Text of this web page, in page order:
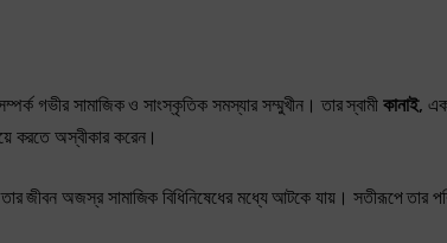
গভীর সামাজিক ও সাংস্কৃতিক সমস্যার সম্মুখীন। তার স্বামীকানাই,
করতে অস্বীকার করেন।
জীবন অজস্র সামাজিক বিধিনিষেধের মধ্যে আটকে যায়। সতীরূপে তার